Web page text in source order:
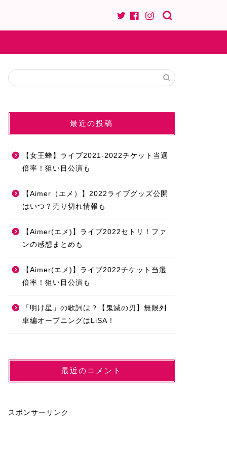
最近の投稿
【女王蜂】ライブ2021-2022チケット当選
倍率！狙い目公演も
【Aimer（エメ）】2022ライブグッズ公開
はいつ？売り切れ情報も
【Aimer(エメ)】ライブ2022セトリ！ファ
ンの感想まとめも
【Aimer(エメ)】ライブ2022チケット当選
倍率！狙い目公演も
「明け星」の歌詞は？【鬼滅の刃】無限列
車編オープニングはLiSA！
最近のコメント
スポンサーリンク